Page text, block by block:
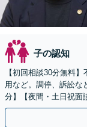
子の認知
【初回相談30分無料
用など。調停、訴訟な
分】【夜間・土日祝面